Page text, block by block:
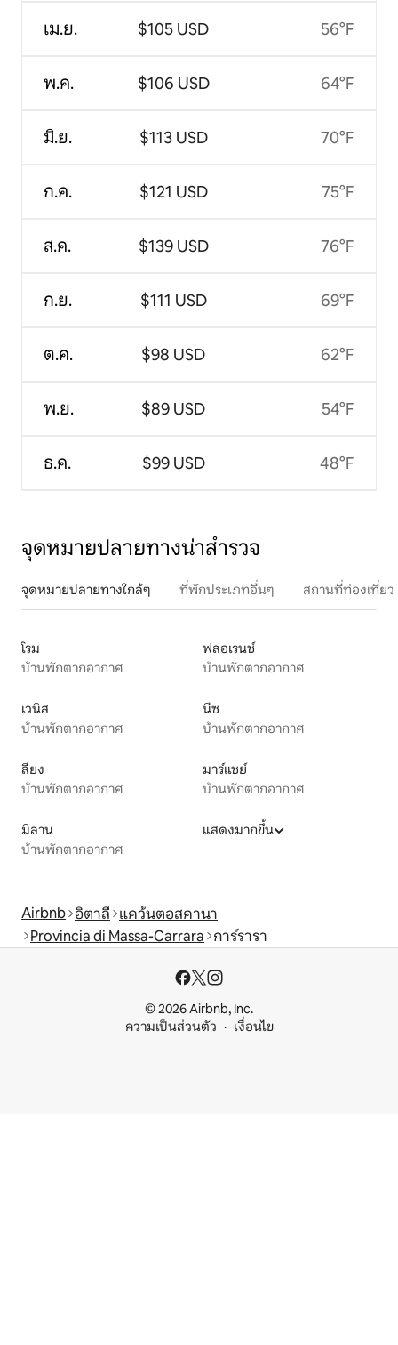
เม.ย.
พ.ค.
มิ.ย.
ก.ค.
ส.ค.
ก.ย.
ต.ค.
พ.ย.
ธ.ค.
$105 USD
$106 USD
$113 USD
$121 USD
$139 USD
$111 USD
$98 USD
$89 USD
$99 USD
56°F
64°F
70°F
75°F
76°F
69°F
62°F
54°F
48°F
จุดหมายปลายทางน่าสำรวจ
จุดหมายปลายทางใกล้ๆ ที่พักประเภทอื่นๆ สถานที่ท่องเที่ย
โรม
บ้านพักตากอากาศ
ฟลอเรนซ์
บ้านพักตากอากาศ
เวนิส
บ้านพักตากอากาศ
นีซ
บ้านพักตากอากาศ
ลียง
บ้านพักตากอากาศ
มาร์แซย์
บ้านพักตากอากาศ
มิลาน
บ้านพักตากอากาศ
แสดงมากขึ้น
Airbnb อิตาลี แคว้นตอสคานา
Provincia di Massa-Carrara การ์รารา
© 2026 Airbnb, Inc.
ความเป็นส่วนตัว
เงื่อนไข